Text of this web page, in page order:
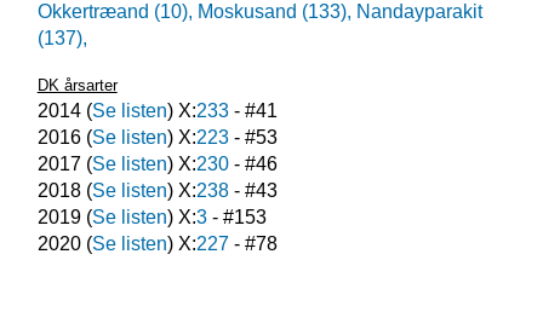
Okkertræand (10), Moskusand (133), Nandayparakit
(137),
DK årsarter
2014(Se listen) X:233- #41
2016(Se listen) X:223- #53
2017(Se listen) X:230- #46
2018(Se listen) X:238- #43
2019(Se listen) X:3- #153
2020(Se listen) X:227- #78